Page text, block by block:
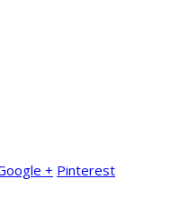
+ Pinterest